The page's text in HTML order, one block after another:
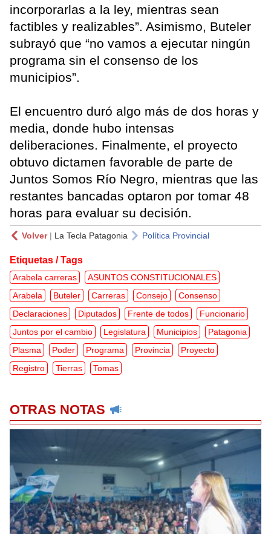
incorporarlas a la ley, mientras sean
factibles y realizables”. Asimismo, Buteler
subrayó que “no vamos a ejecutar ningún
programa sin el consenso de los
municipios”.
El encuentro duró algo más de dos horas y
media, donde hubo intensas
deliberaciones. Finalmente, el proyecto
obtuvo dictamen favorable de parte de
Juntos Somos Río Negro, mientras que las
restantes bancadas optaron por tomar 48
horas para evaluar su decisión.
Volver| La Tecla Patagonia Política Provincial
Etiquetas / Tags
Arabela carreras
ASUNTOS CONSTITUCIONALES
Arabela
Buteler Carreras Consejo
Consenso
Declaraciones
Diputados Frente de todos
Funcionario
Juntos por el cambio
Legislatura Municipios
Patagonia
Plasma
Poder Programa Provincia
Proyecto
Registro
Tierras Tomas
OTRAS NOTAS